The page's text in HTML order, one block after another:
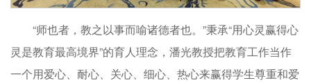
“师也者，教之以事而喻诸德者也。”秉承“用心灵赢得心
灵是教育最高境界”的育人理念，潘光教授把教育工作当作
一个用爱心、耐心、关心、细心、热心来赢得学生尊重和爱